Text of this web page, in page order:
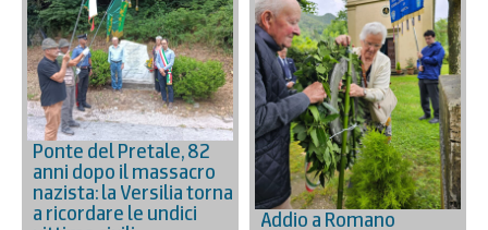
Ponte del Pretale, 82
anni dopo il massacro
nazista: la Versilia torna
a ricordare le undici Addio a Romano